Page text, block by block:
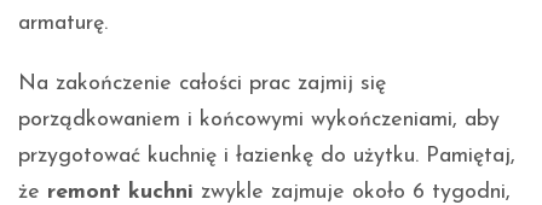
armaturę.
Na zakończenie całości prac zajmij się
porządkowaniem i końcowymi wykończeniami, aby
przygotować kuchnię i łazienkę do użytku. Pamiętaj,
że remont kuchni zwykle zajmuje około 6 tygodni,